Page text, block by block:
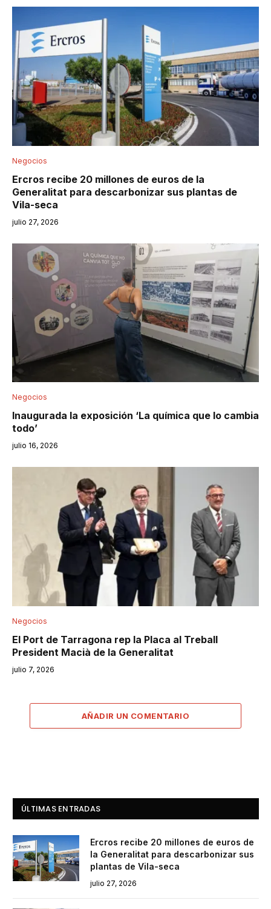
Negocios
Ercros recibe 20 millones de euros de la
Generalitat para descarbonizar sus plantas de
Vila-seca
julio 27, 2026
Negocios
Inaugurada la exposición ‘La química que lo cambia
todo’
julio 16, 2026
Negocios
El Port de Tarragona rep la Placa al Treball
President Macià de la Generalitat
julio 7, 2026
AÑADIR UN COMENTARIO
ÚLTIMAS ENTRADAS
Ercros recibe 20 millones de euros de
la Generalitat para descarbonizar sus
plantas de Vila-seca
julio 27, 2026